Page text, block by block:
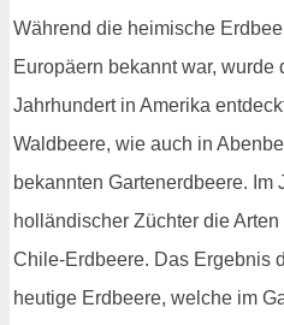
Während die heimische
Europäern bekannt war, wurde
Jahrhundert in Amerika
Waldbeere, wie auch in
bekannten Gartenerdbeere. Im
holländischer Züchter die
Chile-Erdbeere. Das Ergebnis
heutige Erdbeere, welche im